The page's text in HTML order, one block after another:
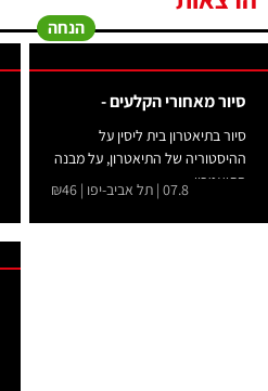
הנחה
סיור מאחורי הקלעים -
סיור בתיאטרון בית ליסין על
ההיסטוריה של התיאטרון, על מבנה
התיאטרון...07.8 | תל אביב-יפו | ₪46